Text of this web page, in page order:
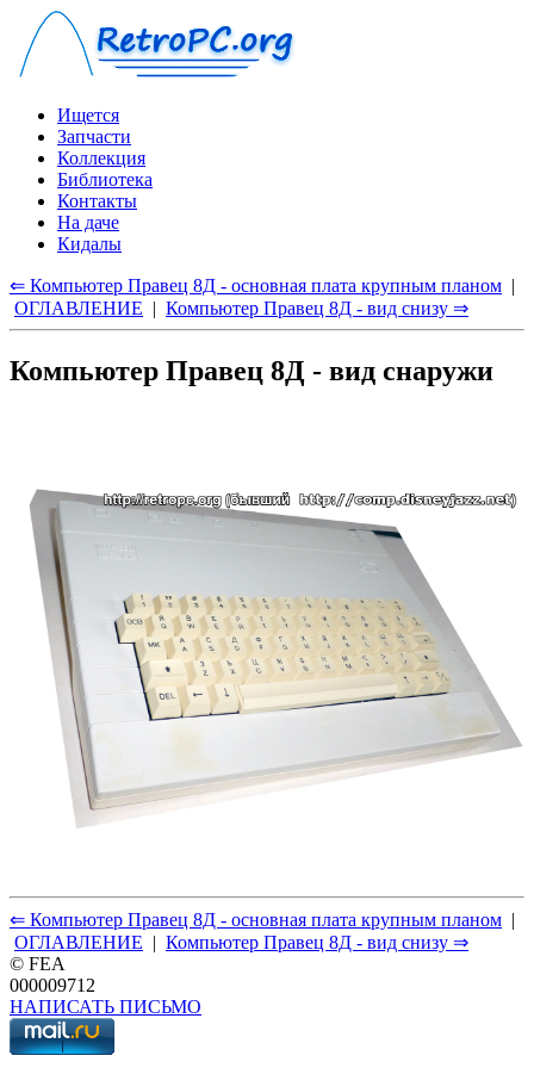
Ищется
Запчасти
Коллекция
Библиотека
Контакты
На даче
Кидалы
⇐ Компьютер Правец 8Д - основная плата крупным планом |
ОГЛАВЛЕНИЕ | Компьютер Правец 8Д - вид снизу ⇒
Компьютер Правец 8Д - вид снаружи
⇐ Компьютер Правец 8Д - основная плата крупным планом |
ОГЛАВЛЕНИЕ | Компьютер Правец 8Д - вид снизу ⇒
© FEA
000009712
НАПИСАТЬ ПИСЬМО